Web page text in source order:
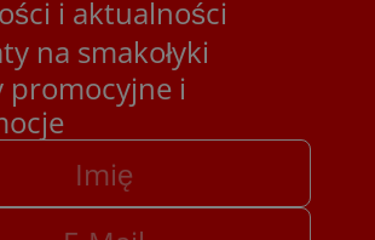
i aktualności
na smakołyki
promocyjne i